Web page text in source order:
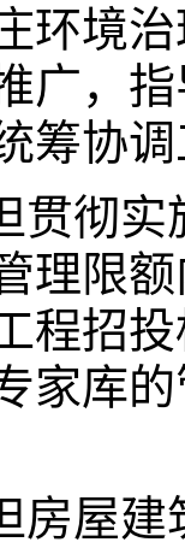
环境
广，
筹协
贯彻
理限
程招
家库
房屋